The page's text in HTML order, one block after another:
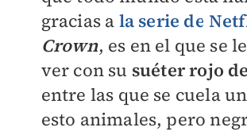
gracias a la serie de
Crown, es en el que se
ver con su suéter rojo
entre las que se cuela
esto animales, pero